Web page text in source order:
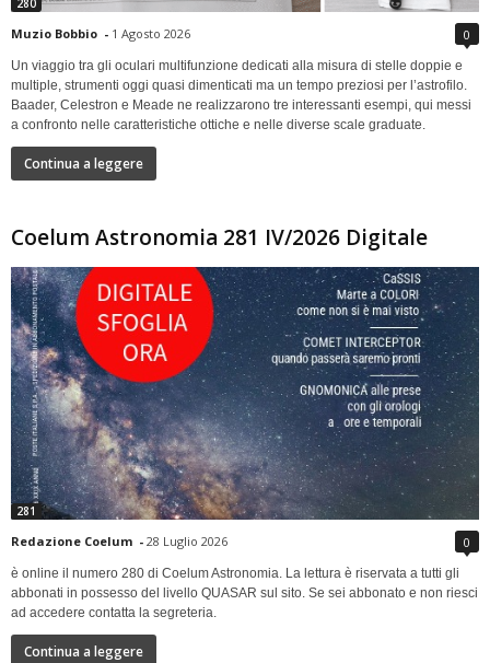
280
Muzio Bobbio - 1 Agosto 2026 0
Un viaggio tra gli oculari multifunzione dedicati alla misura di stelle doppie e
multiple, strumenti oggi quasi dimenticati ma un tempo preziosi per l’astrofilo.
Baader, Celestron e Meade ne realizzarono tre interessanti esempi, qui messi
a confronto nelle caratteristiche ottiche e nelle diverse scale graduate.
Continua a leggere
Coelum Astronomia 281 IV/2026 Digitale
281
Redazione Coelum - 28 Luglio 2026 0
è online il numero 280 di Coelum Astronomia. La lettura è riservata a tutti gli
abbonati in possesso del livello QUASAR sul sito. Se sei abbonato e non riesci
ad accedere contatta la segreteria.
Continua a leggere